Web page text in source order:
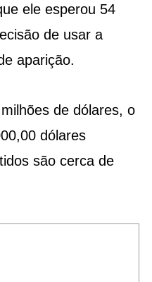
ele esperou 54
de usar a
aparição.
de dólares, o
dólares
são cerca de